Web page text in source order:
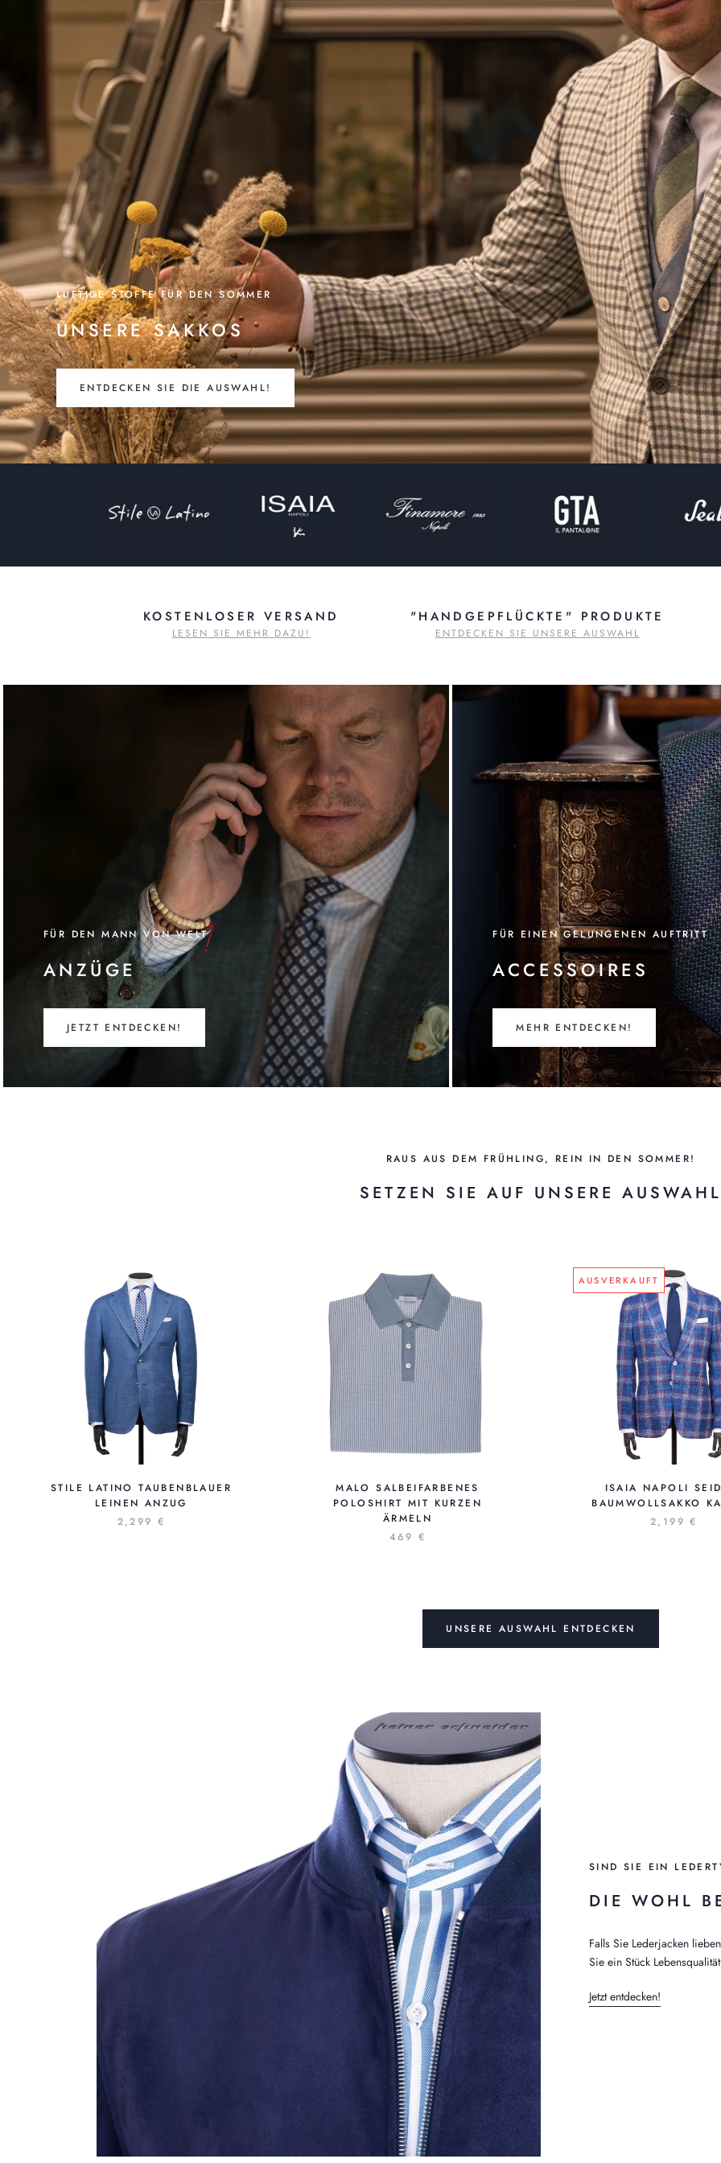
LUFTIGE STOFFE FÜR DEN SOMMER
UNSERE SAKKOS
ENTDECKEN SIE DIE AUSWAHL!
KOSTENLOSER VERSAND
LESEN SIE MEHR DAZU!
"HANDGEPFLÜCKTE" PRODUKTE
ENTDECKEN SIE UNSERE AUSWAHL
FÜR DEN MANN VON WELT
ANZÜGE
JETZT ENTDECKEN!
FÜR EINEN GELUNGENEN AUFTRITT
ACCESSOIRES
MEHR ENTDECKEN!
RAUS AUS DEM FRÜHLING, REIN IN DEN SOMMER!
SETZEN SIE AUF UNSERE AUSWAHL
STILE LATINO TAUBENBLAUER
LEINEN ANZUG
2,299 €
MALO SALBEIFARBENES
POLOSHIRT MIT KURZEN
ÄRMELN
469 €
AUSVERKAUFT
ISAIA NAPOLI
BAUMWOLLSAKKO
2,199 €
UNSERE AUSWAHL ENTDECKEN
SIND SIE EIN
DIE WOHL
Falls Sie Lederjacken
Sie ein Stück
Jetzt entdecken!